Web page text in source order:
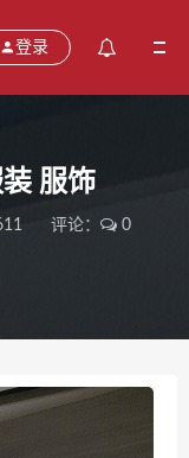
登录
服饰
评论：
0